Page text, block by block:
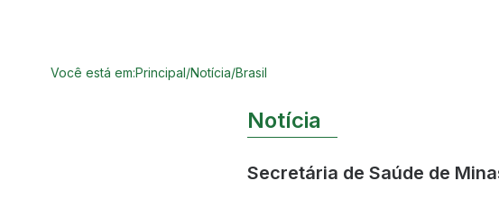
Você está em:Principal/Notícia/Brasil
Notícia
Secretária de Saúde de